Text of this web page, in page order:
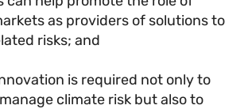
markets as providers of solutions to
related risks; and
innovation is required not only to
manage climate risk but also to